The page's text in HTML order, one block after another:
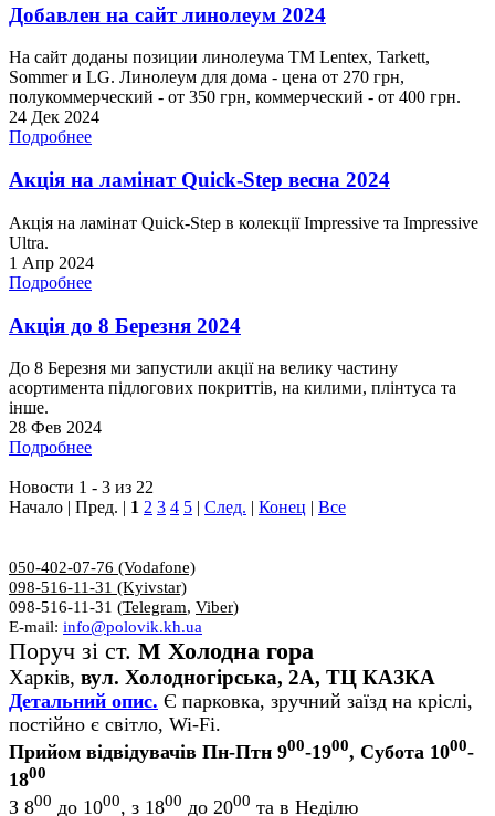
Добавлен на сайт линолеум 2024
На сайт доданы позиции линолеума ТМ Lentex, Tarkett,
Sommer и LG. Линолеум для дома - цена от 270 грн,
полукоммерческий - от 350 грн, коммерческий - от 400 грн.
24 Дек 2024
Подробнее
Акція на ламінат Quick-Step весна 2024
Акція на ламінат Quick-Step в колекції Impressive та Impressive
Ultra.
1 Апр 2024
Подробнее
Акція до 8 Березня 2024
До 8 Березня ми запустили акції на велику частину
асортимента підлогових покриттів, на килими, плінтуса та
інше.
28 Фев 2024
Подробнее
Новости 1 - 3 из 22
Начало | Пред. | 1 2 3 4 5 | След. | Конец | Все
050-402-07-76 (Vodafone)
098-516-11-31 (Kyivstar)
098-516-11-31 (Telegram, Viber)
E-mail: info@polovik.kh.ua
Поруч зі ст. М Холодна гора
Харків, вул. Холодногірська, 2А, ТЦ КАЗКА
Детальний опис. Є парковка, зручний заїзд на кріслі,
постійно є світло, Wi-Fi.
Прийом відвідувачів Пн-Птн 900-1900, Субота 1000-
1800
З 800 до 1000, з 1800 до 2000 та в Неділю